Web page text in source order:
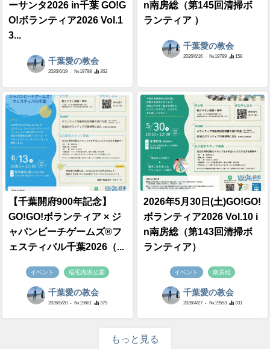
ーサンタ2026 in千葉 GO!G
O!ボランティア2026 Vol.1
3...
千葉愛の教会
2026/6/19 - №19798 262
n南房総（第145回清掃ボ
ランティア ）
千葉愛の教会
2026/6/16 - №19789 158
【千葉開府900年記念】
GO!GO!ボランティア × ジ
ャパンビーチゲームズ®フ
ェスティバル千葉2026（...
イベント 稲毛海浜公園
千葉愛の教会
2026/5/20 - №19661 375
2026年5月30日(土)GO!GO!
ボランティア2026 Vol.10 i
n南房総（第143回清掃ボ
ランティア）
イベント 南房総
千葉愛の教会
2026/4/27 - №19553 331
もっと見る